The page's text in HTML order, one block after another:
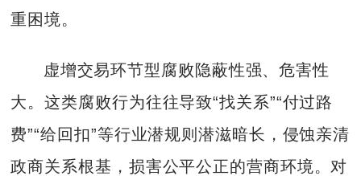
重困境。
虚增交易环节型腐败隐蔽性强、危害性
大。这类腐败行为往往导致“找关系”“付过路
费”“给回扣”等行业潜规则潜滋暗长，侵蚀亲清
政商关系根基，损害公平公正的营商环境。对